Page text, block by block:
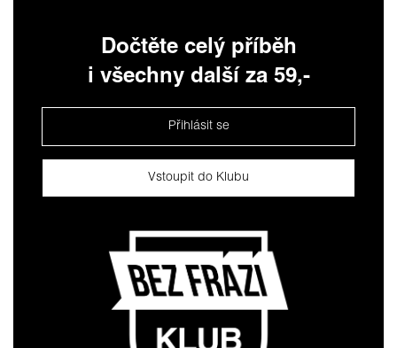
Dočtěte celý příběh
i všechny další za 59,-
Přihlásit se
Vstoupit do Klubu